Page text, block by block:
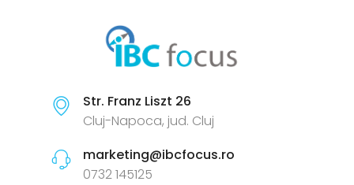
Str. Franz Liszt 26
Cluj-Napoca, jud. Cluj
marketing@ibcfocus.ro
0732 145125